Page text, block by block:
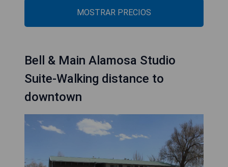
MOSTRAR PRECIOS
Bell & Main Alamosa Studio
Suite-Walking distance to
downtown